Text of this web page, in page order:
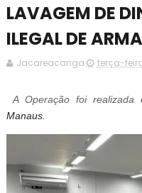
LAVAGEM DE
ILEGAL DE
Jacareacanga terça-
A Operação foi
Manaus.